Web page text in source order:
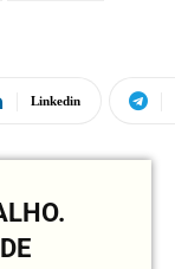
Linkedin